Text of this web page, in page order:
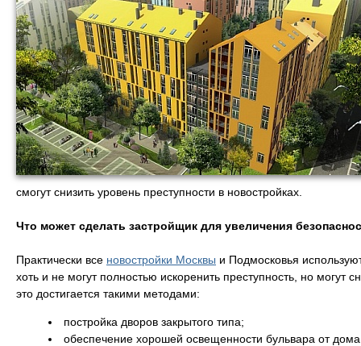
смогут снизить уровень преступности в новостройках.
Что может сделать застройщик для увеличения
Практически все новостройки Москвы и Подмосковья
хоть и не могут полностью искоренить преступность, но могут
это достигается такими методами:
постройка дворов закрытого типа;
обеспечение хорошей освещенности бульвара от